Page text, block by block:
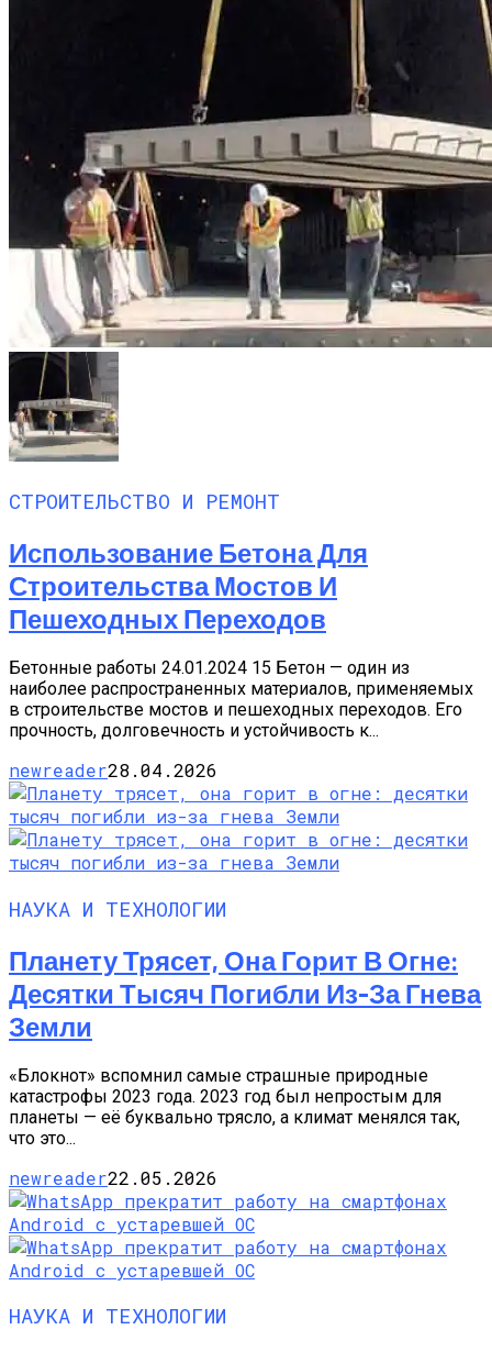
СТРОИТЕЛЬСТВО И РЕМОНТ
Использование Бетона Для
Строительства Мостов И
Пешеходных Переходов
Бетонные работы 24.01.2024 15 Бетон — один из
наиболее распространенных материалов, применяемых
в строительстве мостов и пешеходных переходов. Его
прочность, долговечность и устойчивость к...
newreader28.04.2026
НАУКА И ТЕХНОЛОГИИ
Планету Трясет, Она Горит В Огне:
Десятки Тысяч Погибли Из-За Гнева
Земли
«Блокнот» вспомнил самые страшные природные
катастрофы 2023 года. 2023 год был непростым для
планеты — её буквально трясло, а климат менялся так,
что это...
newreader22.05.2026
НАУКА И ТЕХНОЛОГИИ